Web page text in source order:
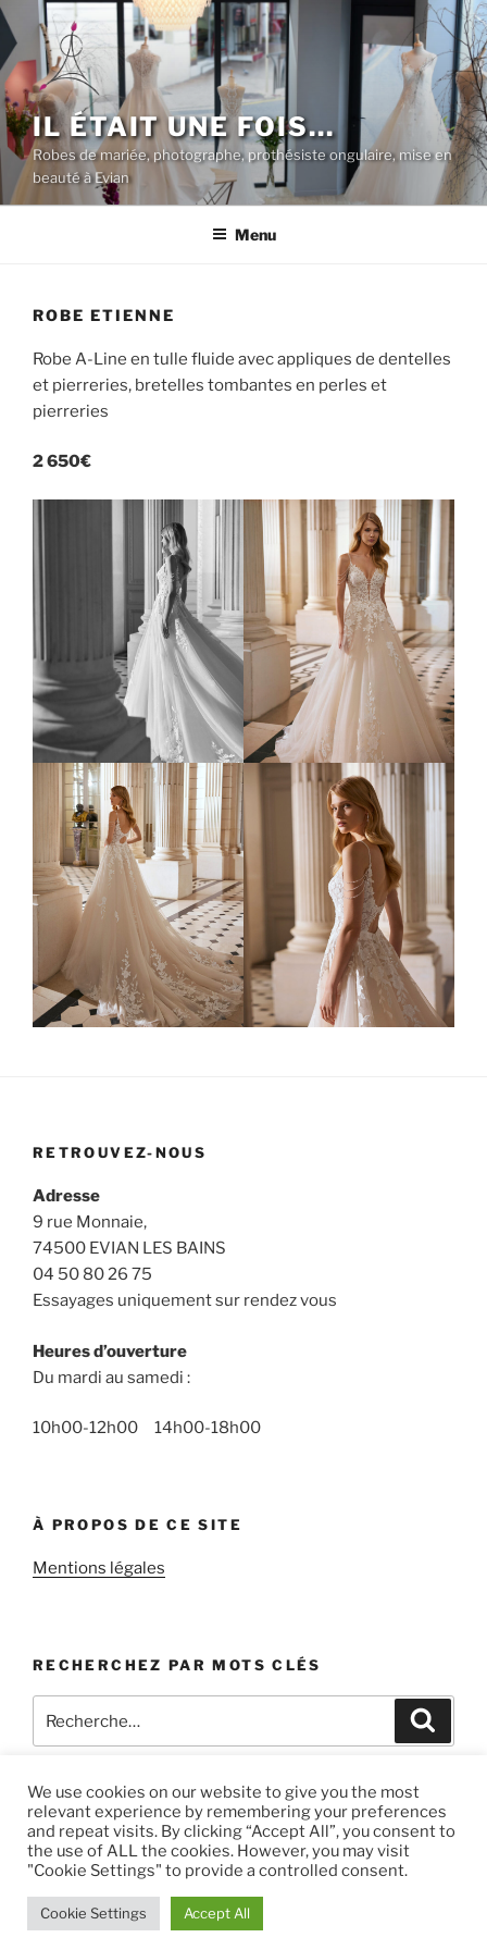
Aller
au
contenu
principal
IL ÉTAIT UNE FOIS…
Robes de mariée, photographe, prothésiste ongulaire, mise en
beauté à Evian
Menu
ROBE ETIENNE
Robe A-Line en tulle fluide avec appliques de dentelles
et pierreries, bretelles tombantes en perles et
pierreries
2 650€
RETROUVEZ-NOUS
Adresse
9 rue Monnaie,
74500 EVIAN LES BAINS
04 50 80 26 75
Essayages uniquement sur rendez vous
Heures d’ouverture
Du mardi au samedi :
10h00-12h00 14h00-18h00
À PROPOS DE CE SITE
Mentions légales
RECHERCHEZ PAR MOTS CLÉS
pour
FacebookInstagram
Fièrement propulsé par WordPress
We use cookies on our website to give you the most
relevant experience by remembering your preferences
and repeat visits. By clicking “Accept All”, you consent to
the use of ALL the cookies. However, you may visit
"Cookie Settings" to provide a controlled consent.
Cookie Settings Accept All